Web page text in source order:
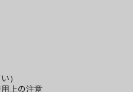
）
上の注意